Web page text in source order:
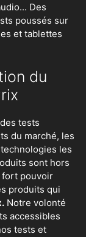
Des
poussés sur
et tablettes
du
tests
du marché, les
les
sont hors
fort pouvoir
produits qui
Notre volonté
accessibles
tests et